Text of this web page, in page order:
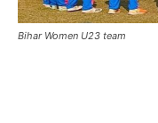
Bihar Women U23 team